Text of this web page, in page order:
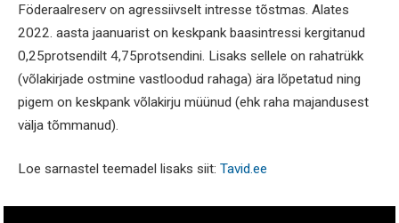
Föderaalreserv on agressiivselt intresse tõstmas. Alates
2022. aasta jaanuarist on keskpank baasintressi kergitanud
0,25protsendilt 4,75protsendini. Lisaks sellele on rahatrükk
(võlakirjade ostmine vastloodud rahaga) ära lõpetatud ning
pigem on keskpank võlakirju müünud (ehk raha majandusest
välja tõmmanud).
Loe sarnastel teemadel lisaks siit: Tavid.ee